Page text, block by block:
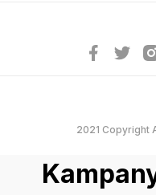
2021 Copyright